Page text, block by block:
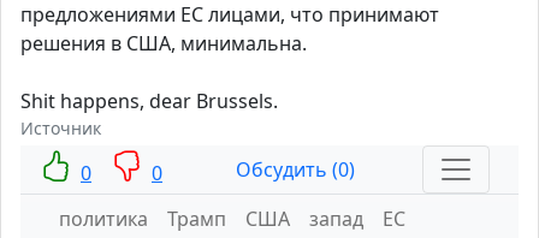
предложениями ЕС лицами, что принимают
решения в США, минимальна.
Shit happens, dear Brussels.
Источник
0 0
Обсудить (0)
политика
Трамп США запад ЕС